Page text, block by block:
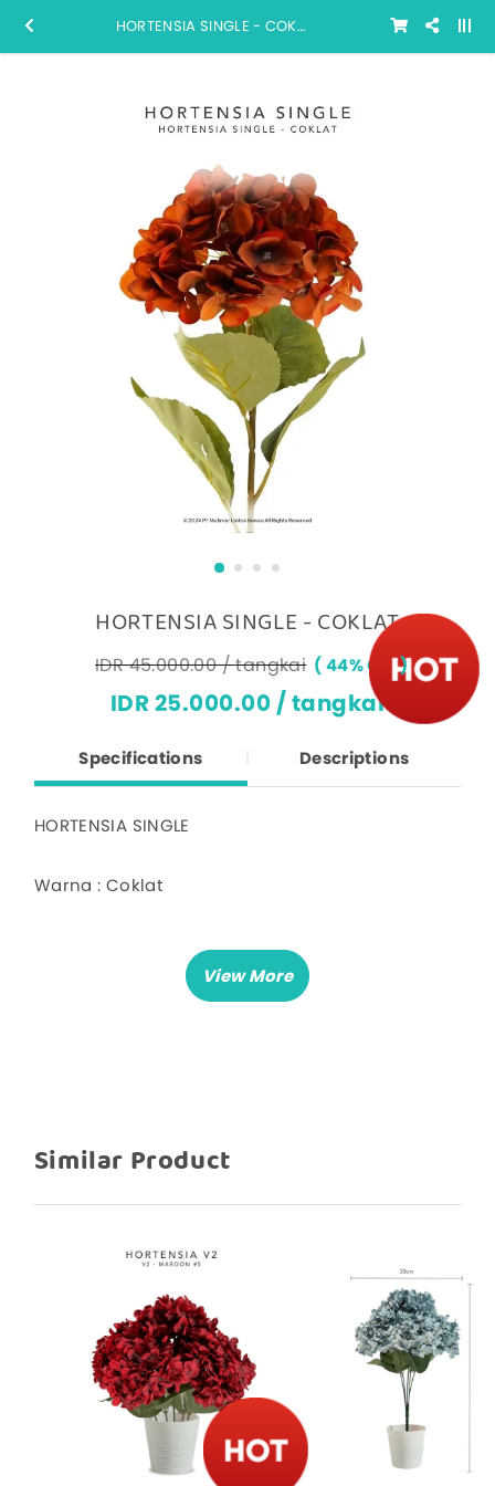
HORTENSIA SINGLE - COKLAT
HORTENSIA SINGLE - COKLAT
44% OFF
IDR 45.000.00 / tangkai
IDR 25.000.00 / tangkai
Specifications Descriptions
HORTENSIA SINGLE
Warna : Coklat
Harga untuk 1 tangkai
Tinggi kurleb 84 cm
Similar Product